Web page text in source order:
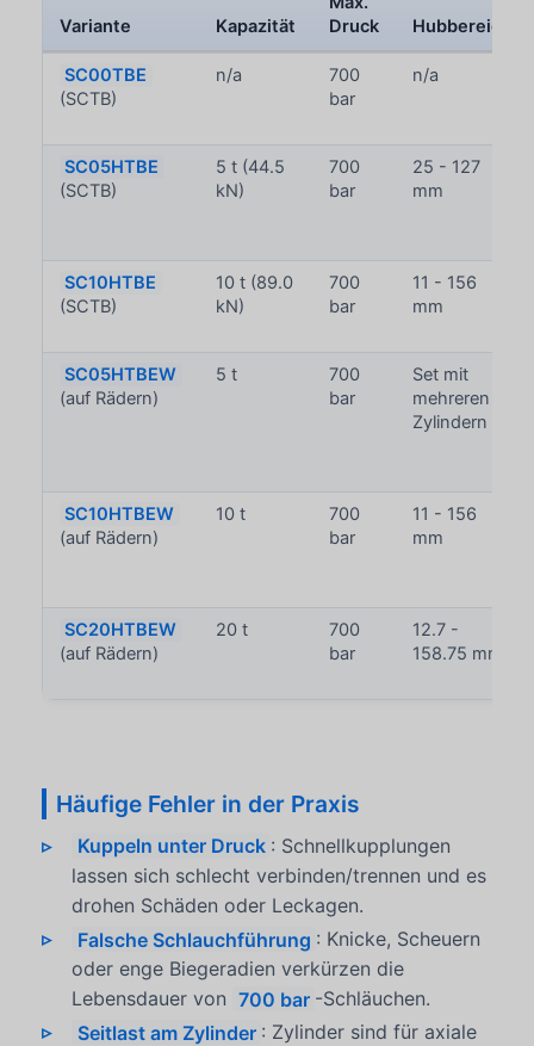
Variante Kapazität
Druck
Hubbereich
SC00TBE
(SCTB)
n/a
700
bar
n/a
SC05HTBE
(SCTB)
5 t (44.5
kN)
700
bar
25 - 127
mm
SC10HTBE
(SCTB)
10 t (89.0
kN)
700
bar
11 - 156
mm
SC05HTBEW
(auf Rädern)
5 t
700
bar
Set mit
mehreren
Zylindern
SC10HTBEW
(auf Rädern)
10 t
700
bar
11 - 156
mm
SC20HTBEW
(auf Rädern)
20 t
700
bar
12.7 -
158.75 mm
Häufige Fehler in der Praxis
Kuppeln unter Druck : Schnellkupplungen
lassen sich schlecht verbinden/trennen und es
drohen Schäden oder Leckagen.
Falsche Schlauchführung : Knicke, Scheuern
oder enge Biegeradien verkürzen die
Lebensdauer von 700 bar -Schläuchen.
Seitlast am Zylinder : Zylinder sind für axiale